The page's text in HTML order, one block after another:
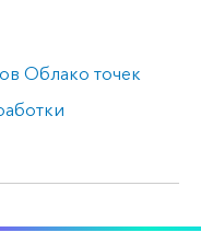
Облако точек